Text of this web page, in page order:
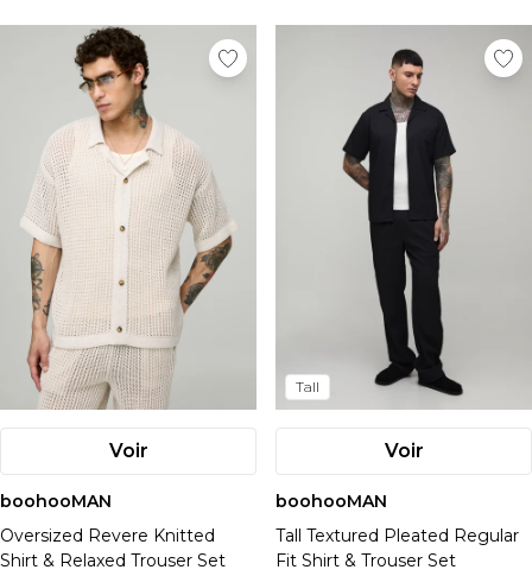
Voir
boohooMAN
Oversized Revere Knitted
Shirt & Relaxed Trouser Set
Tall
Voir
boohooMAN
Tall Textured Pleated Regular
Fit Shirt & Trouser Set